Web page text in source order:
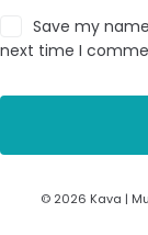
Save my
next time I
© 2026 Kava |